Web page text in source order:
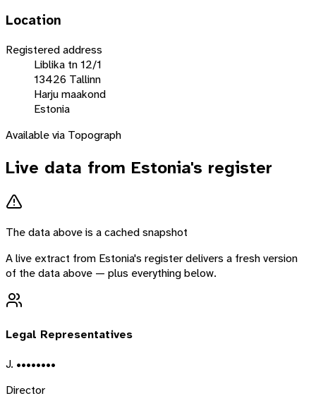
Location
Registered address
Liblika tn 12/1
13426 Tallinn
Harju maakond
Estonia
Available via Topograph
Live data from Estonia's register
The data above is a cached snapshot
A live extract from Estonia's register delivers a fresh version
of the data above — plus everything below.
Legal Representatives
J. ••••••••
Director